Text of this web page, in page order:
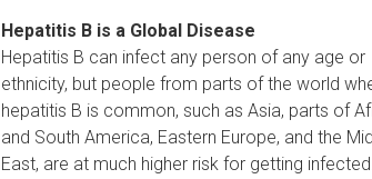
Hepatitis B is a Global Disease
Hepatitis B can infect any person of any age or
ethnicity, but people from parts of the world
hepatitis B is common, such as Asia, parts of
and South America, Eastern Europe, and the
East, are at much higher risk for getting